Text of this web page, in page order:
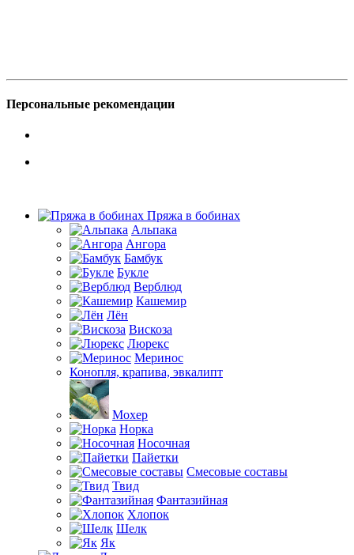
Персональные рекомендации
Пряжа в бобинах
Альпака
Ангора
Бамбук
Букле
Верблюд
Кашемир
Лён
Вискоза
Люрекс
Меринос
Конопля, крапива, эвкалипт
Мохер
Норка
Носочная
Пайетки
Смесовые составы
Твид
Фантазийная
Хлопок
Шелк
Як